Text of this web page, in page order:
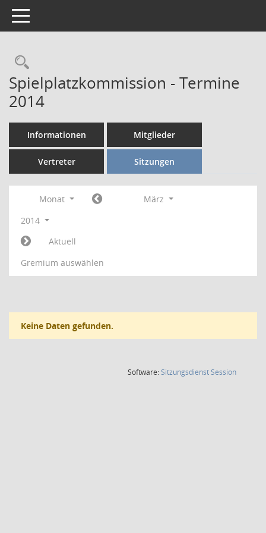
Toggle navigation
Rechercheauswahl
Spielplatzkommission - Termine
2014
Informationen Mitglieder
Vertreter Sitzungen
Monat
März
2014
Aktuell
Gremium auswählen
Keine Daten gefunden.
Software:SitzungsdienstSession(Wird in